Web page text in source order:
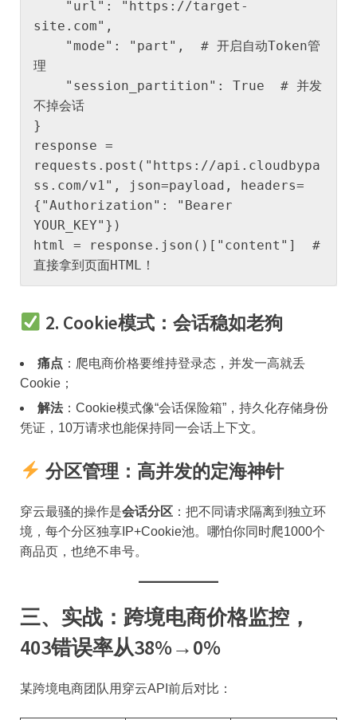
site.com",
理
不掉会话
}
response =
requests.post("https://api.cloudbypa
ss.com/v1", json=payload, headers=
{"Authorization": "Bearer
YOUR_KEY"})
html = response.json()["content"]  #
直接拿到页面HTML！
​2. Cookie模式：会话稳如老狗​
​痛点​ ​：爬电商价格要维持登录态，并发一高就丢
Cookie；
​解法​​：Cookie模式像“会话保险箱”，持久化存储身份
凭证，10万请求也能保持同一会话上下文。
​分区管理：高并发的定海神针​
穿云最骚的操作是​​会话分区​ ​：把不同请求隔离到独立环
境，每个分区独享IP+Cookie池。哪怕你同时爬1000个
商品页，也绝不串号。
三、实战：跨境电商价格监控，
403错误率从38%→0%
某跨境电商团队用穿云API前后对比：